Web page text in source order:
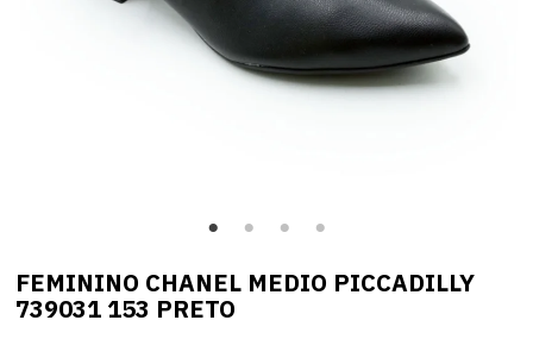
FEMININO CHANEL MEDIO PICCADILLY
739031 153 PRETO